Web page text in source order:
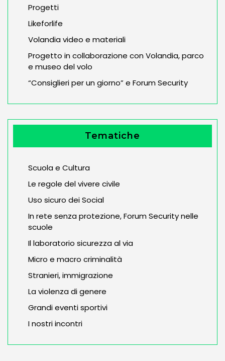
Progetti
Likeforlife
Volandia video e materiali
Progetto in collaborazione con Volandia, parco
e museo del volo
“Consiglieri per un giorno” e Forum Security
Tematiche
Scuola e Cultura
Le regole del vivere civile
Uso sicuro dei Social
In rete senza protezione, Forum Security nelle
scuole
Il laboratorio sicurezza al via
Micro e macro criminalità
Stranieri, immigrazione
La violenza di genere
Grandi eventi sportivi
I nostri incontri